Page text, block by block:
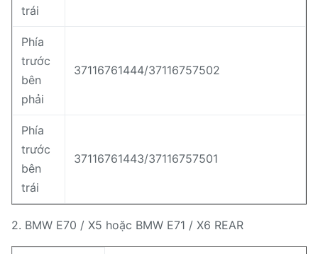
trái
Phía
trước
bên
phải
37116761444/37116757502
Phía
trước
bên
trái
37116761443/37116757501
2. BMW E70 / X5 hoặc BMW E71 / X6 REAR